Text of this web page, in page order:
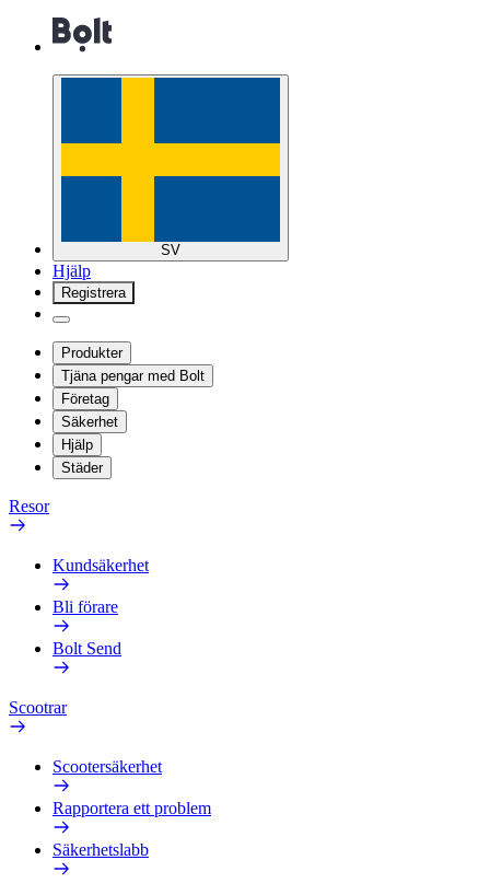
SV
Hjälp
Registrera
Produkter
Tjäna pengar med Bolt
Företag
Säkerhet
Hjälp
Städer
Resor
Kundsäkerhet
Bli förare
Bolt Send
Scootrar
Scootersäkerhet
Rapportera ett problem
Säkerhetslabb